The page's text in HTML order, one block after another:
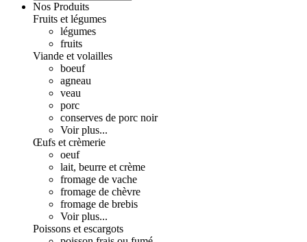
Nos Produits
Fruits et légumes
légumes
fruits
Viande et volailles
boeuf
agneau
veau
porc
conserves de porc noir
Voir plus...
Œufs et crèmerie
oeuf
lait, beurre et crème
fromage de vache
fromage de chèvre
fromage de brebis
Voir plus...
Poissons et escargots